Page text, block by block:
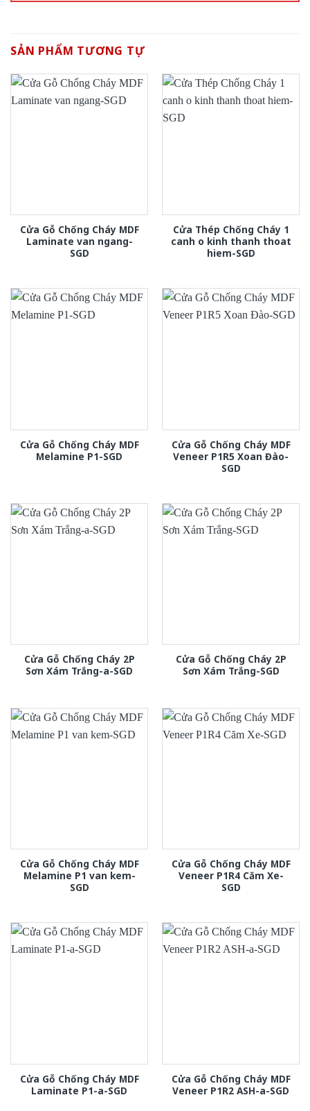
SẢN PHẨM TƯƠNG TỰ
Cửa Gỗ Chống Cháy MDF
Laminate van ngang-
SGD
Cửa Thép Chống Cháy 1
canh o kinh thanh thoat
hiem-SGD
Cửa Gỗ Chống Cháy MDF
Melamine P1-SGD
Cửa Gỗ Chống Cháy MDF
Veneer P1R5 Xoan Đào-
SGD
Cửa Gỗ Chống Cháy 2P
Sơn Xám Trắng-a-SGD
Cửa Gỗ Chống Cháy 2P
Sơn Xám Trắng-SGD
Cửa Gỗ Chống Cháy MDF
Melamine P1 van kem-
SGD
Cửa Gỗ Chống Cháy MDF
Veneer P1R4 Căm Xe-
SGD
Cửa Gỗ Chống Cháy MDF
Laminate P1-a-SGD
Cửa Gỗ Chống Cháy MDF
Veneer P1R2 ASH-a-SGD